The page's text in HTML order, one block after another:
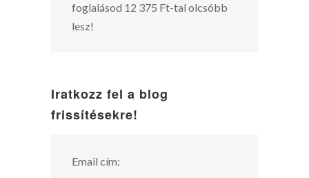
foglalásod 12 375 Ft-tal olcsóbb
lesz!
Iratkozz fel a blog
frissítésekre!
Email cím: